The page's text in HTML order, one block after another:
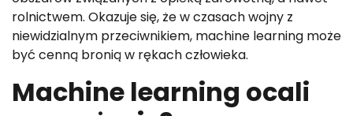
rolnictwem. Okazuje się, że w czasach wojny z
niewidzialnym przeciwnikiem, machine learning może
być cenną bronią w rękach człowieka.
Machine learning ocali